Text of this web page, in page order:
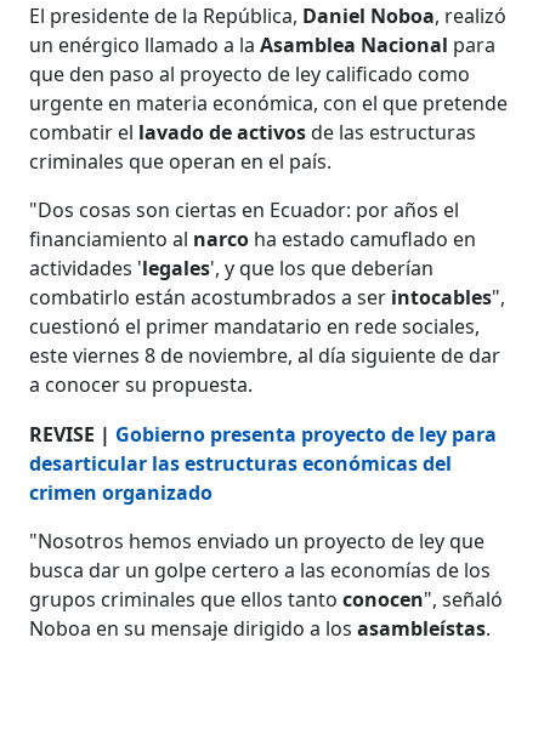
El presidente de la República, Daniel Noboa, realizó
un enérgico llamado a la Asamblea Nacional para
que den paso al proyecto de ley calificado como
urgente en materia económica, con el que pretende
combatir el lavado de activosde las estructuras
criminales que operan en el país.
"Dos cosas son ciertas en Ecuador: por años el
financiamiento al narco ha estado camuflado en
actividades 'legales', y que los que deberían
combatirlo están acostumbrados a ser intocables",
cuestionó el primer mandatario en rede sociales,
este viernes 8 de noviembre, al día siguiente de dar
a conocer su propuesta.
REVISE | Gobierno presenta proyecto de ley para
desarticular las estructuras económicas del
crimen organizado
"Nosotros hemos enviado un proyecto de ley que
busca dar un golpe certero a las economías de los
grupos criminales que ellos tantoconocen", señaló
Noboa en su mensaje dirigido a losasambleístas.